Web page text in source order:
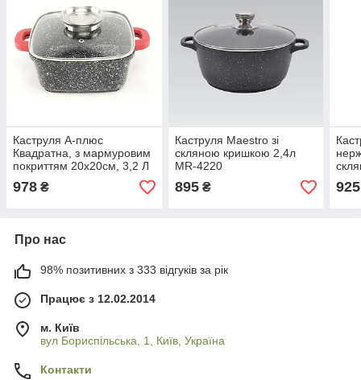
Каструля А-плюс
Квадратна, з мармуровим
покриттям 20х20см, 3,2 Л
(1472)
978 ₴
Каструля Maestro зі
скляною кришкою 2,4л
MR-4220
895₴ 925
Про нас
98% позитивних з 333 відгуків за рік
Працює з 12.02.2014
м. Київ
вул Бориспільська, 1, Київ, Україна
Контакти